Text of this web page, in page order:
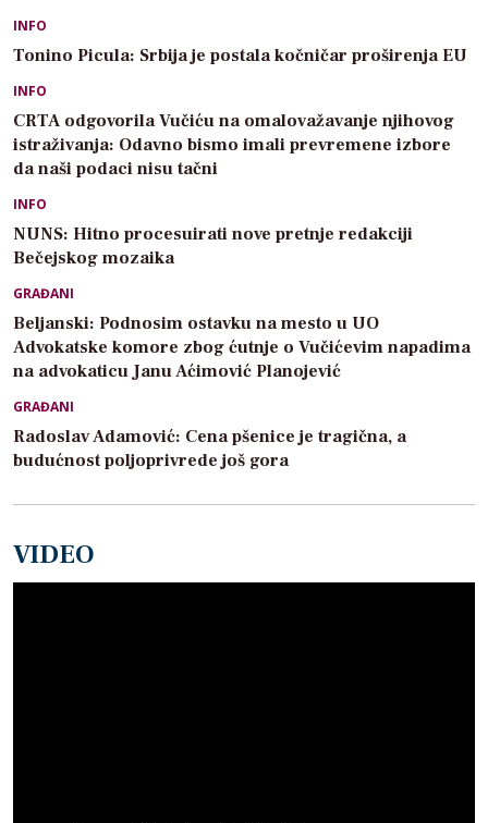
INFO
Tonino Picula: Srbija je postala kočničar proširenja EU
INFO
CRTA odgovorila Vučiću na omalovažavanje njihovog
istraživanja: Odavno bismo imali prevremene izbore
da naši podaci nisu tačni
INFO
NUNS: Hitno procesuirati nove pretnje redakciji
Bečejskog mozaika
GRAĐANI
Beljanski: Podnosim ostavku na mesto u UO
Advokatske komore zbog ćutnje o Vučićevim napadima
na advokaticu Janu Aćimović Planojević
GRAĐANI
Radoslav Adamović: Cena pšenice je tragična, a
budućnost poljoprivrede još gora
VIDEO